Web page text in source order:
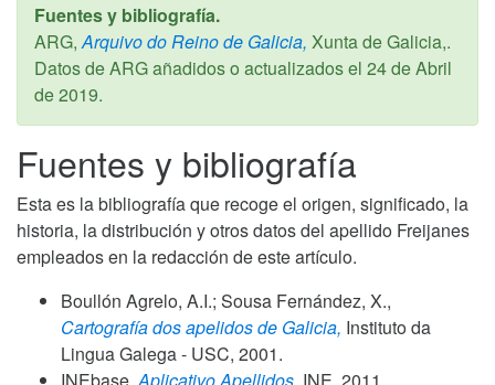
Fuentes y bibliografía.
ARG, Arquivo do Reino de Galicia, Xunta de Galicia,.
Datos de ARG añadidos o actualizados el 24 de Abril
de 2019.
Fuentes y bibliografía
Esta es la bibliografía que recoge el origen, significado, la
historia, la distribución y otros datos del apellido Freijanes
empleados en la redacción de este artículo.
Boullón Agrelo, A.I.; Sousa Fernández, X.,
Cartografía dos apelidos de Galicia, Instituto da
Lingua Galega - USC, 2001.
INEbase, Aplicativo Apellidos, INE, 2011